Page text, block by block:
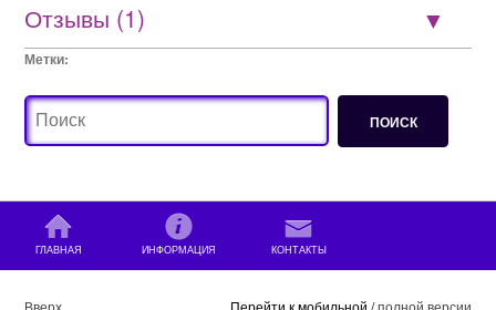
Отзывы (1)
Метки:
ГЛАВНАЯ ИНФОРМАЦИЯ КОНТАКТЫ